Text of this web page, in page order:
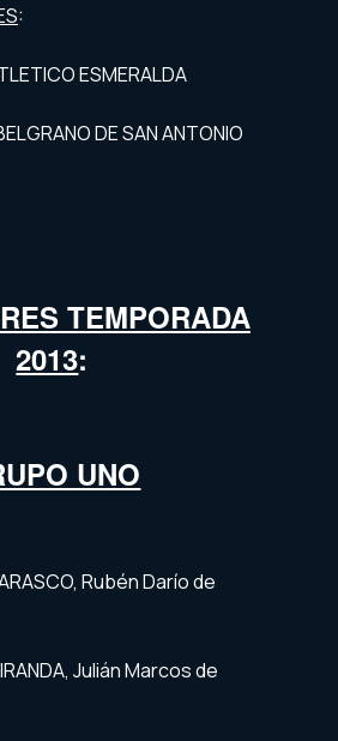
:
ESMERALDA
DE SAN ANTONIO
TEMPORADA
2013:
UNO
Rubén Darío de
Julián Marcos de